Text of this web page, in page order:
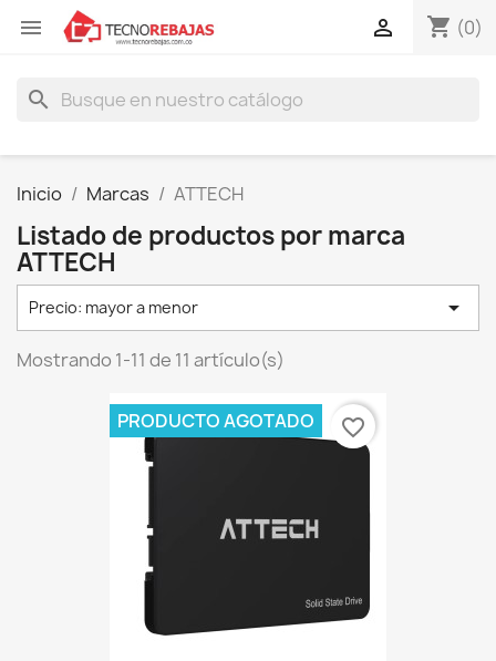
 shopping_cart (0)

search
Inicio Marcas ATTECH
Listado de productos por marca
ATTECH
Precio: mayor a menor 
Mostrando 1-11 de 11 artículo(s)
PRODUCTO AGOTADO favorite_border